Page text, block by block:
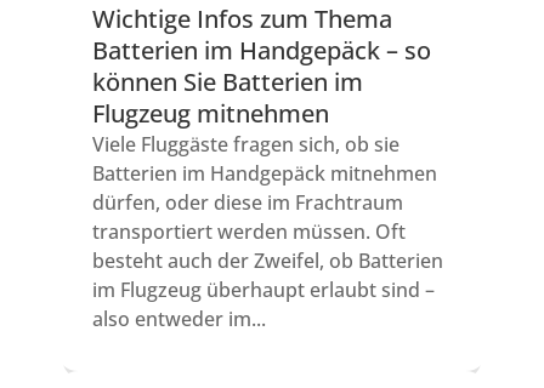
Wichtige Infos zum Thema
Batterien im Handgepäck – so
können Sie Batterien im
Flugzeug mitnehmen
Viele Fluggäste fragen sich, ob sie
Batterien im Handgepäck mitnehmen
dürfen, oder diese im Frachtraum
transportiert werden müssen. Oft
besteht auch der Zweifel, ob Batterien
im Flugzeug überhaupt erlaubt sind –
also entweder im...